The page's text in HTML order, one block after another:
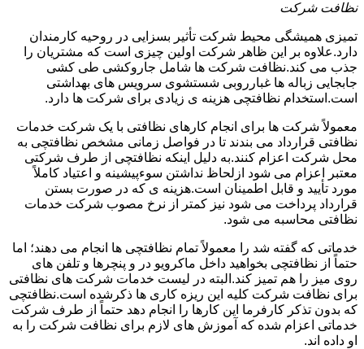
نظافت شرکت
تمیزی همیشگی محیط شرکت تأثیر بسزایی در روحیه کارمندان
دارد.علاوه بر این ظاهر شرکت اولین چیزی است که مشتریان را
جذب می کند.نظافت شرکت ها شامل جاروکشی طی کشی
جابجایی زباله ها غبارروبی شستشوی سرویس های بهداشتی
است.استخدام نظافتچی هزینه ی زیادی برای شرکت ها دارد.
معمولاً شرکت ها برای انجام کارهای نظافتی با یک شرکت خدمات
نظافتی قرارداد می بندند تا در فواصل زمانی مشخص نظافتچی به
محل شرکت اعزام کنند.به دلیل اینکه نظافتچی از طرف شرکتی
معتبر اعزام می شود ازلحاظ نداشتن سوءپیشینه و اعتیاد کاملاً
مورد تأیید و قابل اطمینان است.هزینه ی که در صورت بستن
قرارداد پرداخت می شود نیز کمتر از نرخ مصوب شرکت خدمات
نظافتی محاسبه می شود.
خدماتی که گفته شد را معمولاً تمام نظافتچی ها انجام می دهند؛ اما
حتماً از نظافتچی بخواهید داخل ماکرویو در و پنچرها و تلفن های
روی میز را هم تمیز کند.البته در لیست خدمات شرکت های نظافتی
برای نظافت شرکت کلیه این ریزه کاری ها ذکرشده است.نظافتچی
که بدون تذکر کارفرما این کارها را انجام دهد حتماً از طرف شرکت
خدماتی اعزام شده که آموزش های لازم برای نظافت شرکت را به
او داده اند.